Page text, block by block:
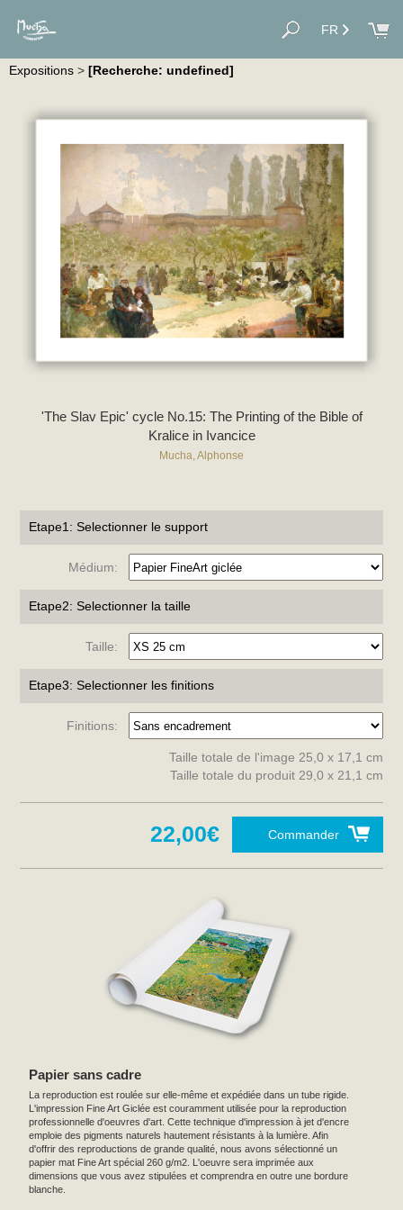
FR
Expositions > [Recherche: undefined]
'The Slav Epic' cycle No.15: The Printing of the Bible of
Kralice in Ivancice
Mucha, Alphonse
Etape1: Selectionner le support
Médium:
Etape2: Selectionner la taille
Taille:
Etape3: Selectionner les finitions
Finitions:
Taille totale de l'image 25,0 x 17,1 cm
Taille totale du produit 29,0 x 21,1 cm
Commander
22,00€
Papier sans cadre
La reproduction est roulée sur elle-même et expédiée dans un tube rigide.
L'impression Fine Art Giclée est couramment utilisée pour la reproduction
professionnelle d'oeuvres d'art. Cette technique d'impression à jet d'encre
emploie des pigments naturels hautement résistants à la lumière. Afin
d'offrir des reproductions de grande qualité, nous avons sélectionné un
papier mat Fine Art spécial 260 g/m2. L'oeuvre sera imprimée aux
dimensions que vous avez stipulées et comprendra en outre une bordure
blanche.